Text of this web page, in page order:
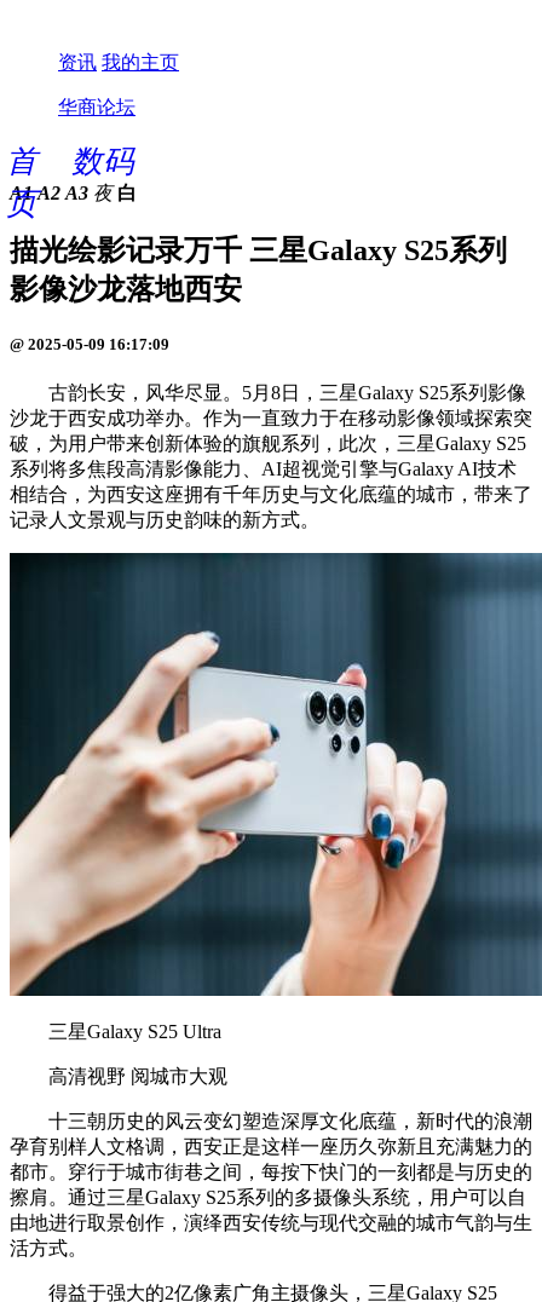
资讯 我的主页
华商论坛
首
页
数码
A1 A2 A3 夜 白
描光绘影记录万千 三星Galaxy S25系列
影像沙龙落地西安
@ 2025-05-09 16:17:09
古韵长安，风华尽显。5月8日，三星Galaxy S25系列影像
沙龙于西安成功举办。作为一直致力于在移动影像领域探索突
破，为用户带来创新体验的旗舰系列，此次，三星Galaxy S25
系列将多焦段高清影像能力、AI超视觉引擎与Galaxy AI技术
相结合，为西安这座拥有千年历史与文化底蕴的城市，带来了
记录人文景观与历史韵味的新方式。
三星Galaxy S25 Ultra
高清视野 阅城市大观
十三朝历史的风云变幻塑造深厚文化底蕴，新时代的浪潮
孕育别样人文格调，西安正是这样一座历久弥新且充满魅力的
都市。穿行于城市街巷之间，每按下快门的一刻都是与历史的
擦肩。通过三星Galaxy S25系列的多摄像头系统，用户可以自
由地进行取景创作，演绎西安传统与现代交融的城市气韵与生
活方式。
得益于强大的2亿像素广角主摄像头，三星Galaxy S25